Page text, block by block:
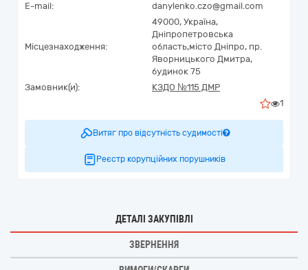
E-mail:
danylenko.czo@gmail.com
Місцезнаходження:
49000, Україна,
Дніпропетровська
область,місто Дніпро, пр.
Яворницького Дмитра,
будинок 75
Замовник(и):
КЗДО №115 ДМР
1
Витяг про відсутність судимості
Реєстр корупційних порушників
ДЕТАЛІ ЗАКУПІВЛІ
ЗВЕРНЕННЯ